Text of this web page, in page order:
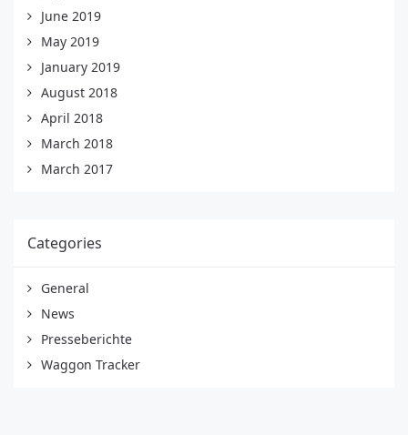
June 2019
May 2019
January 2019
August 2018
April 2018
March 2018
March 2017
Categories
General
News
Presseberichte
Waggon Tracker